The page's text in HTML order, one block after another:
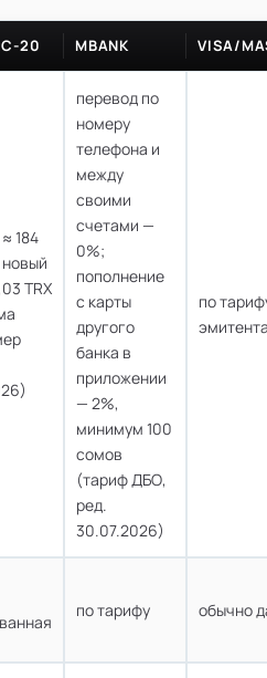
20 MBANK VISA/
184
TRX
перевод по
номеру
телефона и
между
своими
счетами —
0%;
пополнение
с карты
другого
банка в
приложении
— 2%,
минимум 100
сомов
(тариф ДБО,
ред.
30.07.2026)
по
по тарифу обычно